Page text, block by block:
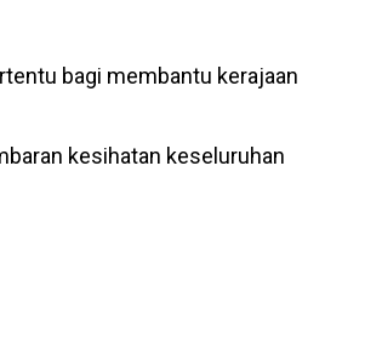
bagi membantu kerajaan
kesihatan keseluruhan